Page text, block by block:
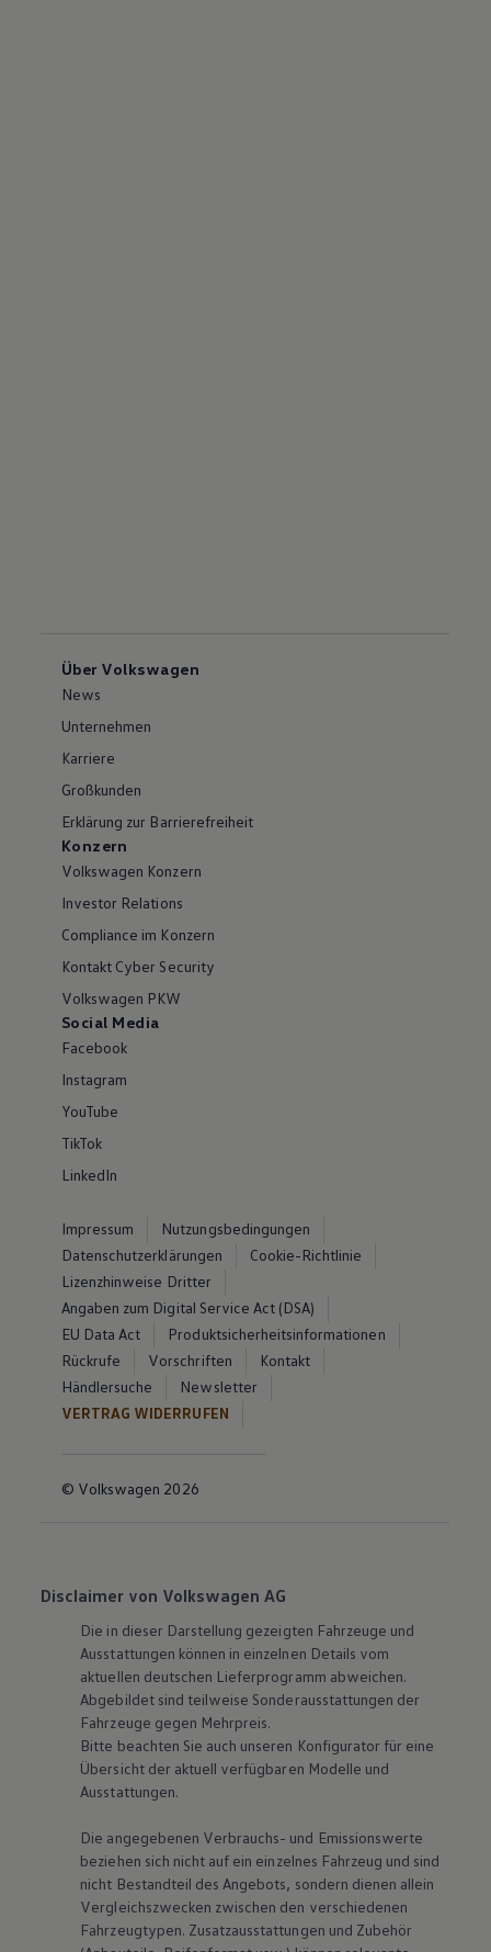
Über Volkswagen
News
Unternehmen
Karriere
Großkunden
Erklärung zur Barrierefreiheit
Konzern
Volkswagen Konzern
Investor Relations
Compliance im Konzern
Kontakt Cyber Security
Volkswagen PKW
Social Media
Facebook
Instagram
YouTube
TikTok
LinkedIn
Impressum
Nutzungsbedingungen
Datenschutzerklärungen
Cookie-Richtlinie
Lizenzhinweise Dritter
Angaben zum Digital Service Act (DSA)
EU Data Act
Produktsicherheitsinformationen
Rückrufe
Vorschriften
Kontakt
Händlersuche
Newsletter
VERTRAG WIDERRUFEN
© Volkswagen 2026
Disclaimer von Volkswagen AG
Die in dieser Darstellung gezeigten Fahrzeuge und
Ausstattungen können in einzelnen Details vom
aktuellen deutschen Lieferprogramm abweichen.
Abgebildet sind teilweise Sonderausstattungen der
Fahrzeuge gegen Mehrpreis.
Bitte beachten Sie auch unseren Konfigurator für eine
Übersicht der aktuell verfügbaren Modelle und
Ausstattungen.
Die angegebenen Verbrauchs- und Emissionswerte
beziehen sich nicht auf ein einzelnes Fahrzeug und sind
nicht Bestandteil des Angebots, sondern dienen allein
Vergleichszwecken zwischen den verschiedenen
Fahrzeugtypen. Zusatzausstattungen und Zubehör